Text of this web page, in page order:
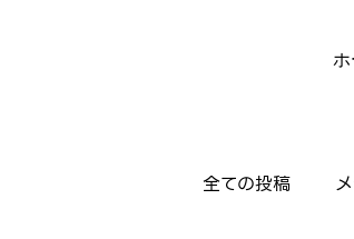
全ての投稿